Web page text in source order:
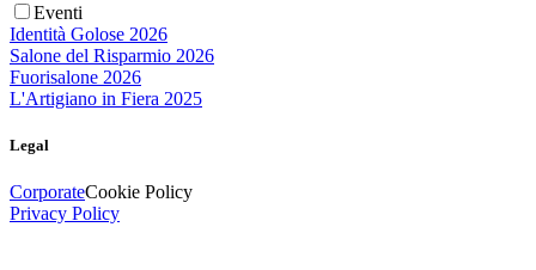
Eventi
Identità Golose 2026
Salone del Risparmio 2026
Fuorisalone 2026
L'Artigiano in Fiera 2025
Legal
CorporateCookie Policy
Privacy Policy